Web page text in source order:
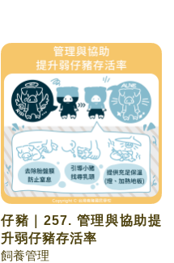
仔豬｜257. 管理與協助提
升弱仔豬存活率
飼養管理